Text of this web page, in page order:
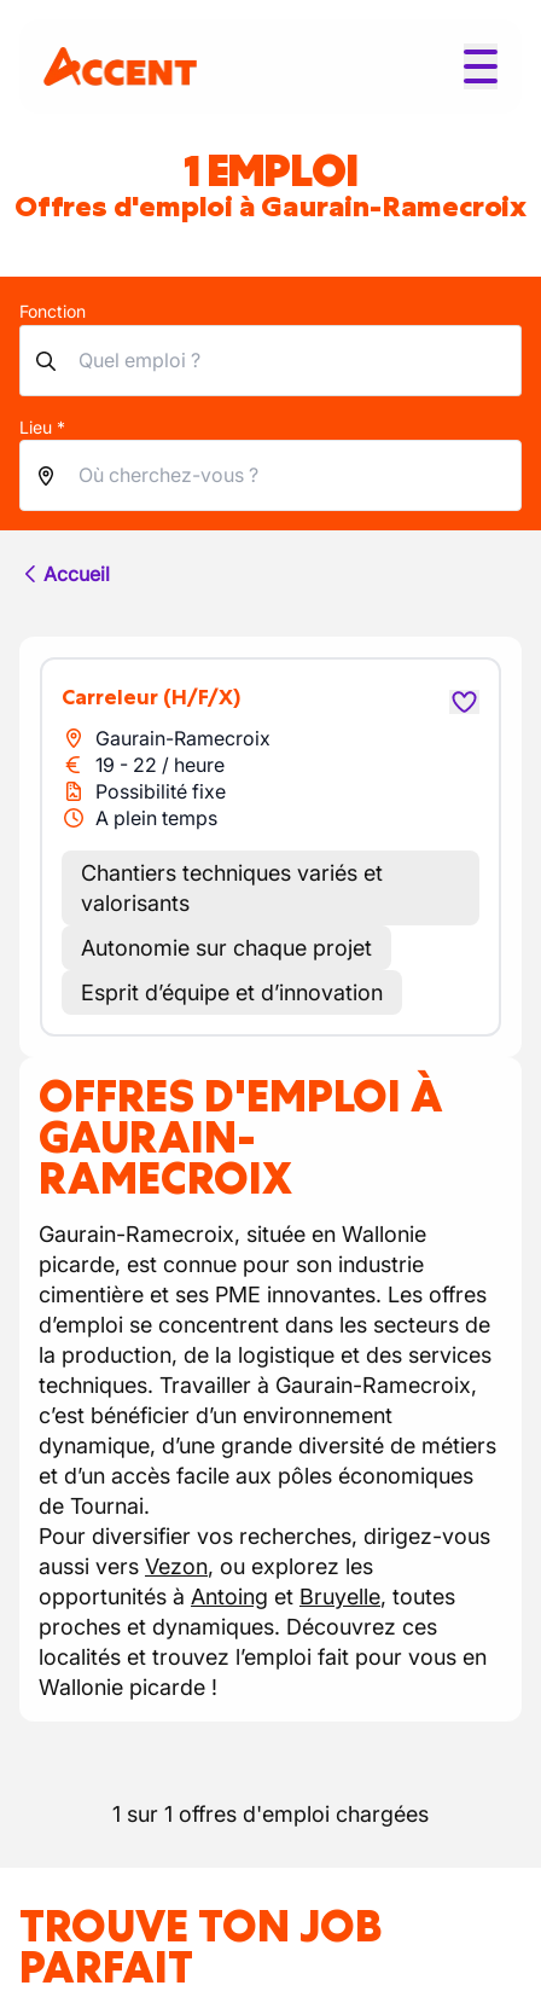
1 EMPLOI
Offres d'emploi à Gaurain-Ramecroix
Fonction
Lieu *
Accueil
Carreleur (H/F/X)
Gaurain-Ramecroix
19 - 22 / heure
Possibilité fixe
A plein temps
Chantiers techniques variés et
valorisants
Autonomie sur chaque projet
Esprit d’équipe et d’innovation
OFFRES D'EMPLOI À
GAURAIN-
RAMECROIX
Gaurain-Ramecroix, située en Wallonie
picarde, est connue pour son industrie
cimentière et ses PME innovantes. Les offres
d’emploi se concentrent dans les secteurs de
la production, de la logistique et des services
techniques. Travailler à Gaurain-Ramecroix,
c’est bénéficier d’un environnement
dynamique, d’une grande diversité de métiers
et d’un accès facile aux pôles économiques
de Tournai.
Pour diversifier vos recherches, dirigez-vous
aussi vers Vezon, ou explorez les
opportunités à Antoing et Bruyelle, toutes
proches et dynamiques. Découvrez ces
localités et trouvez l’emploi fait pour vous en
Wallonie picarde !
1 sur 1 offres d'emploi chargées
TROUVE TON JOB
PARFAIT